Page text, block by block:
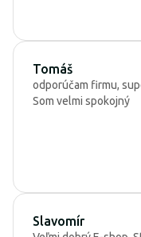
Tomáš
odporúčam firmu,
Som velmi spokojný
Slavomír